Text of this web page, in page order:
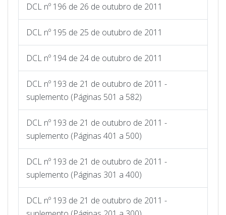
DCL nº 196 de 26 de outubro de 2011
DCL nº 195 de 25 de outubro de 2011
DCL nº 194 de 24 de outubro de 2011
DCL nº 193 de 21 de outubro de 2011 -
suplemento (Páginas 501 a 582)
DCL nº 193 de 21 de outubro de 2011 -
suplemento (Páginas 401 a 500)
DCL nº 193 de 21 de outubro de 2011 -
suplemento (Páginas 301 a 400)
DCL nº 193 de 21 de outubro de 2011 -